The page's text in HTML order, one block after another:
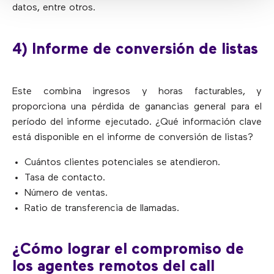
datos, entre otros.
4) Informe de conversión de listas
Este combina ingresos y horas facturables, y
proporciona una pérdida de ganancias general para el
período del informe ejecutado. ¿Qué información clave
está disponible en el informe de conversión de listas?
Cuántos clientes potenciales se atendieron.
Tasa de contacto.
Número de ventas.
Ratio de transferencia de llamadas.
¿Cómo lograr el compromiso de
los agentes remotos del call